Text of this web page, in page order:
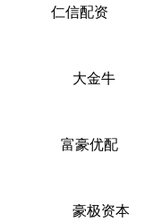
仁信配资
大金牛
富豪优配
豪极资本